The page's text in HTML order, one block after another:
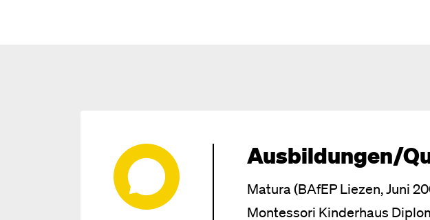
Ausbildungen/
Matura (BAfEP Liezen, Juni
Montessori Kinderhaus